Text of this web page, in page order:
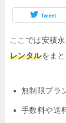
Tweet
ここでは安積
レンタルをまと
無制限プラ
手数料や送